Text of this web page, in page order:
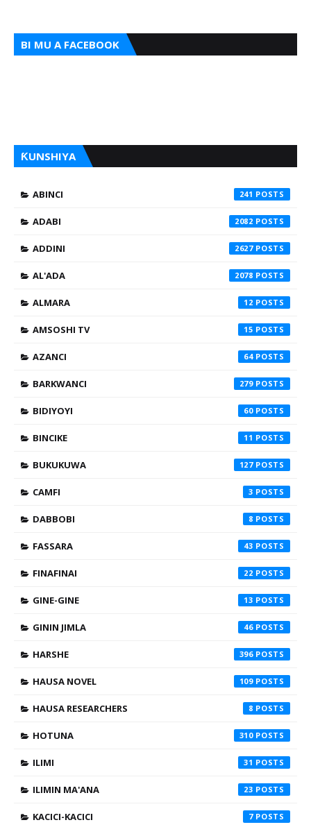
BI MU A FACEBOOK
ƘUNSHIYA
ABINCI 241
ADABI 2082
ADDINI 2627
AL'ADA 2078
ALMARA 12
AMSOSHI TV 15
AZANCI 64
BARKWANCI 279
BIDIYOYI 60
BINCIKE 11
BUKUKUWA 127
CAMFI 3
DABBOBI 8
FASSARA 43
FINAFINAI 22
GINE-GINE 13
GININ JIMLA 46
HARSHE 396
HAUSA NOVEL 109
HAUSA RESEARCHERS 8
HOTUNA 310
ILIMI 31
ILIMIN MA'ANA 23
KACICI-KACICI 7